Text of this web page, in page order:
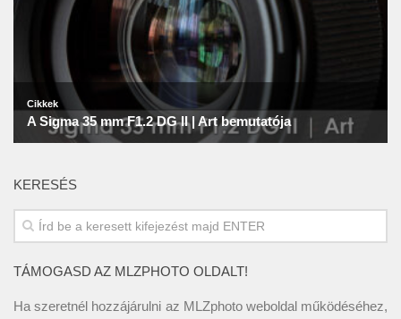
KERESÉS
TÁMOGASD AZ MLZPHOTO OLDALT!
Ha szeretnél hozzájárulni az MLZphoto weboldal működéséhez,